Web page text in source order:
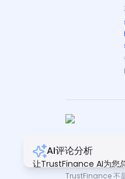
AI评论分析
让TrustFinance AI为您
版权所有 ©
TrustFinance 不